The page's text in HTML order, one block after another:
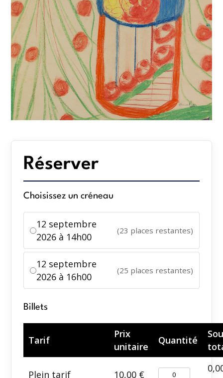
Réserver
Choisissez un créneau
12 septembre
2026 à 14h00
(23 places restantes)
12 septembre
2026 à 16h00
(25 places restantes)
Billets
Tarif
Prix
unitaire
Quantité
Plein tarif 10,00 €